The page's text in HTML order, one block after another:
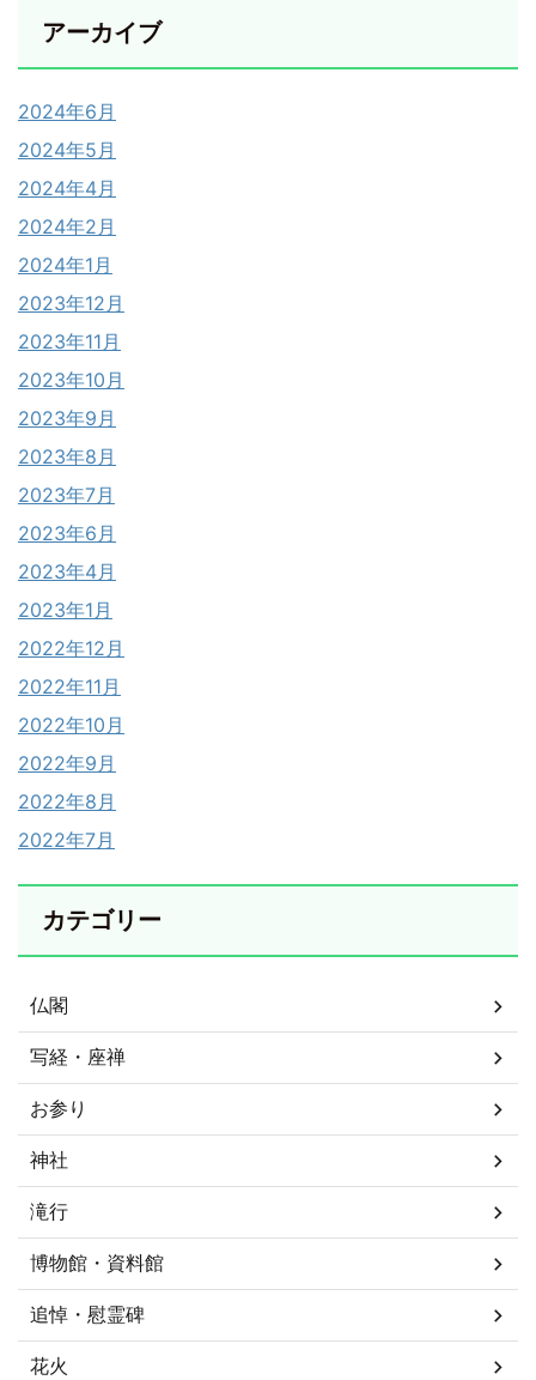
アーカイブ
2024年6月
2024年5月
2024年4月
2024年2月
2024年1月
2023年12月
2023年11月
2023年10月
2023年9月
2023年8月
2023年7月
2023年6月
2023年4月
2023年1月
2022年12月
2022年11月
2022年10月
2022年9月
2022年8月
2022年7月
カテゴリー
仏閣
写経・座禅
お参り
神社
滝行
博物館・資料館
追悼・慰霊碑
花火